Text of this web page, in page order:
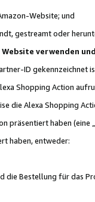
Website; und
gestreamt oder
verwenden
ID gekennzeichnet
Shopping Action
die Alexa Shopping
präsentiert haben (eine „
haben, entweder:
Bestellung für das